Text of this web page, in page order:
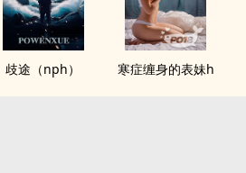
歧途（nph） 寒症缠身的表妹h